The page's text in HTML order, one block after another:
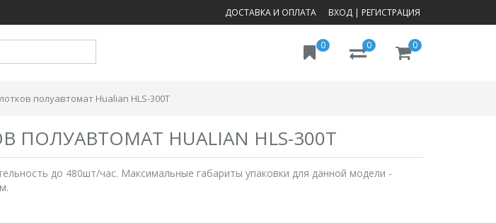
ДОСТАВКА И ОПЛАТА ВХОД | РЕГИСТРАЦИЯ
0
0
0
полуавтомат Hualian HLS-300T
HUALIAN HLS-300T
до 480шт/час. Максимальные габариты упаковки для данной модели -